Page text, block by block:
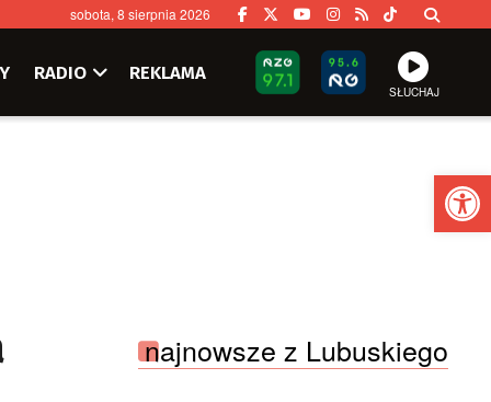
sobota, 8 sierpnia 2026
RADIO REKLAMA
SŁUCHAJ
najnowsze z Lubuskiego